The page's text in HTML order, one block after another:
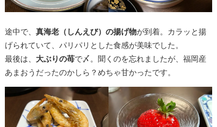
途中で、 真海老（しんえび）の揚げ物が到着。カラッと揚
げられていて、パリパリとした食感が美味でした。
最後は、 大ぶりの苺で〆。聞くのを忘れましたが、福岡産
あまおうだったのかしら？めちゃ甘かったです。